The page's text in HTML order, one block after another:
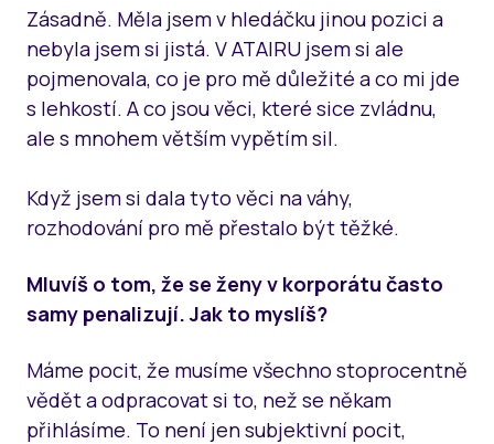
Zásadně. Měla jsem v hledáčku jinou pozici a
nebyla jsem si jistá. V ATAIRU jsem si ale
pojmenovala, co je pro mě důležité a co mi jde
s lehkostí. A co jsou věci, které sice zvládnu,
ale s mnohem větším vypětím sil.
Když jsem si dala tyto věci na váhy,
rozhodování pro mě přestalo být těžké.
Mluvíš o tom, že se ženy v korporátu často
samy penalizují. Jak to myslíš?
Máme pocit, že musíme všechno stoprocentně
vědět a odpracovat si to, než se někam
přihlásíme. To není jen subjektivní pocit,